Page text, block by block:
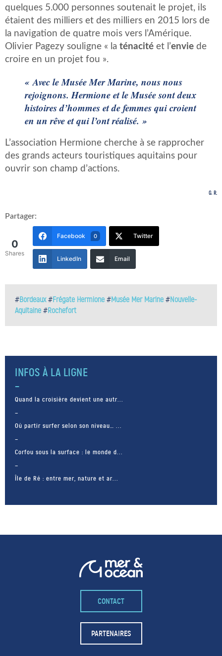
quelques 5.000 personnes soutenait le projet, ils
étaient des milliers et des milliers en 2015 lors de
la navigation de quatre mois vers l’Amérique.
Olivier Pagezy souligne « la ténacité et l’envie de
croire en un projet fou ».
« Avec le Musée Mer Marine, nous nous
rejoignons. Hermione et le Musée sont deux
histoires d’hommes et de femmes qui croient
en un rêve et qui l’ont réalisé. »
L’association Hermione cherche à se rapprocher
des grands acteurs touristiques aquitains pour
ouvrir son champ d’actions.
G. R.
Partager:
0
Shares
Facebook 0 Twitter
LinkedIn Email
#Bordeaux#Frégate Hermione #Musée Mer Marine #Nouvelle-
Aquitaine #Rochefort
INFOS À LA LIGNE
Quand la croisière devient une autr...
Où partir surfer selon son niveau… ...
Corfou sous la surface : le monde d...
Île de Ré : entre mer, nature et ar...
– FACEBOOK –
POUR LIKER
TA MER
CONTACT
PARTENAIRES